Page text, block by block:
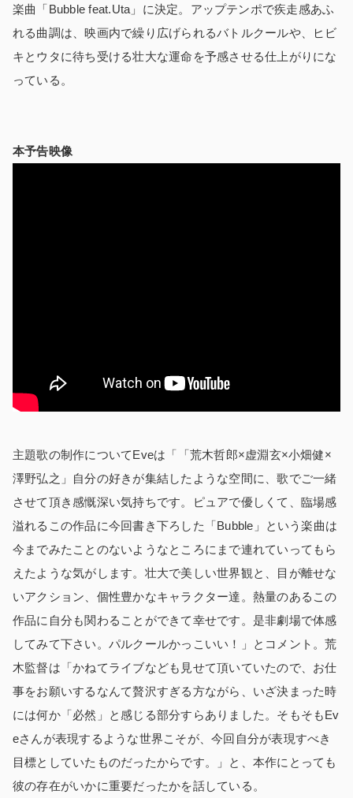
楽曲「Bubble feat.Uta」に決定。アップテンポで疾走感あふ
れる曲調は、映画内で繰り広げられるバトルクールや、ヒビ
キとウタに待ち受ける壮大な運命を予感させる仕上がりにな
っている。
本予告映像
主題歌の制作についてEveは「「荒木哲郎×虚淵玄×小畑健×
澤野弘之」自分の好きが集結したような空間に、歌でご一緒
させて頂き感慨深い気持ちです。ピュアで優しくて、臨場感
溢れるこの作品に今回書き下ろした「Bubble」という楽曲は
今までみたことのないようなところにまで連れていってもら
えたような気がします。壮大で美しい世界観と、目が離せな
いアクション、個性豊かなキャラクター達。熱量のあるこの
作品に自分も関わることができて幸せです。是非劇場で体感
してみて下さい。パルクールかっこいい！」とコメント。荒
木監督は「かねてライブなども見せて頂いていたので、お仕
事をお願いするなんて贅沢すぎる方ながら、いざ決まった時
には何か「必然」と感じる部分すらありました。そもそもEv
eさんが表現するような世界こそが、今回自分が表現すべき
目標としていたものだったからです。」と、本作にとっても
彼の存在がいかに重要だったかを話している。